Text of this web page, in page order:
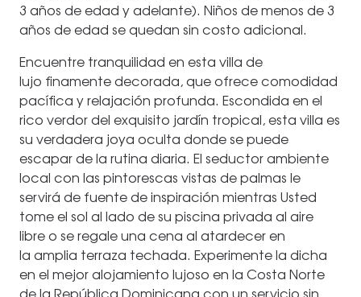
3 años de edad y adelante). Niños de menos de 3
años de edad se quedan sin costo adicional.
Encuentre tranquilidad en esta villa de
lujo finamente decorada, que ofrece comodidad
pacífica y relajación profunda. Escondida en el
rico verdor del exquisito jardín tropical, esta villa es
su verdadera joya oculta donde se puede
escapar de la rutina diaria. El seductor ambiente
local con las pintorescas vistas de palmas le
servirá de fuente de inspiración mientras Usted
tome el sol al lado de su piscina privada al aire
libre o se regale una cena al atardecer en
la amplia terraza techada. Experimente la dicha
en el mejor alojamiento lujoso en la Costa Norte
de la República Dominicana con un servicio sin